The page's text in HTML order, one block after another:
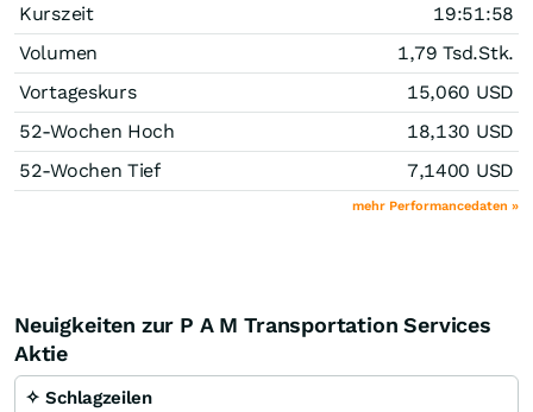
Kurszeit
19:51:58
Volumen
1,79 Tsd.Stk.
Vortageskurs
15,060 USD
52-Wochen Hoch
18,130 USD
52-Wochen Tief
7,1400 USD
mehr Performancedaten »
Neuigkeiten zur P A M Transportation Services
Aktie
✧ Schlagzeilen